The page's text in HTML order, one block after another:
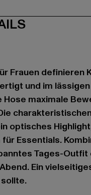
Frauen definieren
und im
maximale
optisches
Essentials.
Tages-
Ein